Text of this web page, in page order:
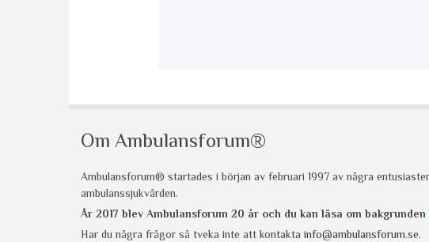
Om Ambulansforum®
Ambulansforum® startades i början av februari 1997 av några
ambulanssjukvården.
År 2017 blev Ambulansforum 20 år och du kan läsa om bakgrunden
Har du några frågor så tveka inte att kontakta info@ambulansforum.se.